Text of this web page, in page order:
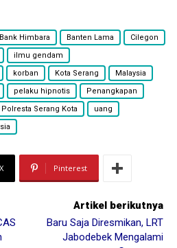
Bank Himbara Banten Lama
Cilegon
ilmu gendam
korban Kota Serang
Malaysia
pelaku hipnotis
Penangkapan
Polresta Serang Kota
uang
X Pinterest
Artikel berikutnya
Baru Saja Diresmikan, LRT
Jabodebek Mengalami